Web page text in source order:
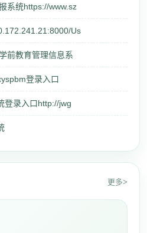
系统https://www.sz
Us
前教育管理信息系
登录入口
登录入口http://jwg
更多>